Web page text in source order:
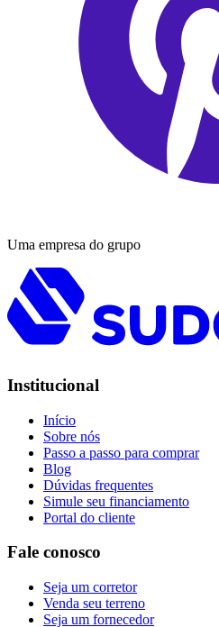
Uma empresa do grupo
Institucional
Início
Sobre nós
Passo a passo para comprar
Blog
Dúvidas frequentes
Simule seu financiamento
Portal do cliente
Fale conosco
Seja um corretor
Venda seu terreno
Seja um fornecedor